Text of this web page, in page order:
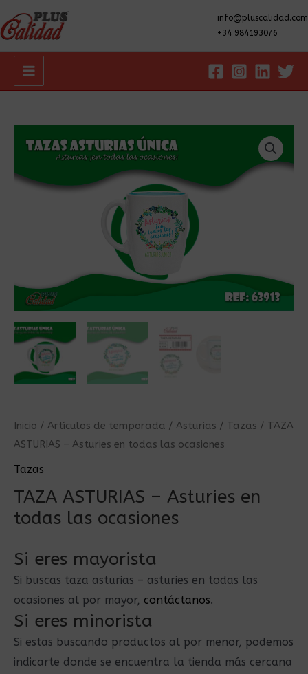
info@pluscalidad.com
+34 984193076
Main
Inicio / Artículos de temporada / Asturias / Tazas / TAZA
ASTURIAS – Asturies en todas las ocasiones
Tazas
TAZA ASTURIAS – Asturies en
todas las ocasiones
Si eres mayorista
Si buscas taza asturias – asturies en todas las
ocasiones al por mayor, contáctanos.
Si eres minorista
Si estas buscando productos al por menor, podemos
indicarte donde se encuentra la tienda más cercana